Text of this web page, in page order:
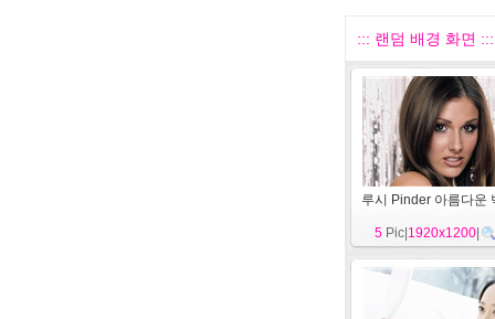
::: 랜덤 배경 화면 :::
루시 Pinder 아름다운
5 Pic| 1920x1200